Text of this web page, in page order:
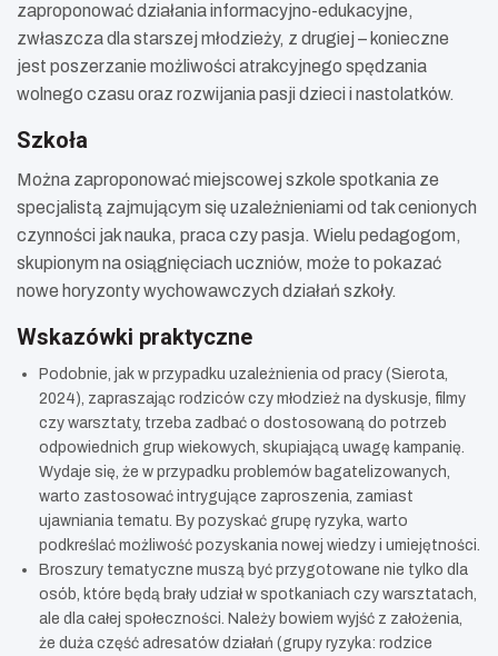
zaproponować działania informacyjno-edukacyjne,
zwłaszcza dla starszej młodzieży, z drugiej – konieczne
jest poszerzanie możliwości atrakcyjnego spędzania
wolnego czasu oraz rozwijania pasji dzieci i nastolatków.
Szkoła
Można zaproponować miejscowej szkole spotkania ze
specjalistą zajmującym się uzależnieniami od tak cenionych
czynności jak nauka, praca czy pasja. Wielu pedagogom,
skupionym na osiągnięciach uczniów, może to pokazać
nowe horyzonty wychowawczych działań szkoły.
Wskazówki praktyczne
Podobnie, jak w przypadku uzależnienia od pracy (Sierota,
2024), zapraszając rodziców czy młodzież na dyskusje, filmy
czy warsztaty, trzeba zadbać o dostosowaną do potrzeb
odpowiednich grup wiekowych, skupiającą uwagę kampanię.
Wydaje się, że w przypadku problemów bagatelizowanych,
warto zastosować intrygujące zaproszenia, zamiast
ujawniania tematu. By pozyskać grupę ryzyka, warto
podkreślać możliwość pozyskania nowej wiedzy i umiejętności.
Broszury tematyczne muszą być przygotowane nie tylko dla
osób, które będą brały udział w spotkaniach czy warsztatach,
ale dla całej społeczności. Należy bowiem wyjść z założenia,
że duża część adresatów działań (grupy ryzyka: rodzice